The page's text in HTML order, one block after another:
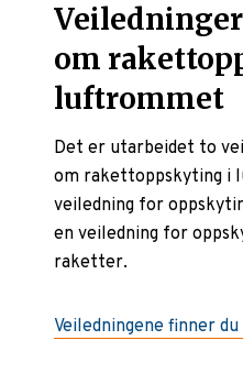
om
luftrommet
Det er utarbeidet to
om rakettoppskyting i
veiledning for
en veiledning for
raketter.
Veiledningene finner